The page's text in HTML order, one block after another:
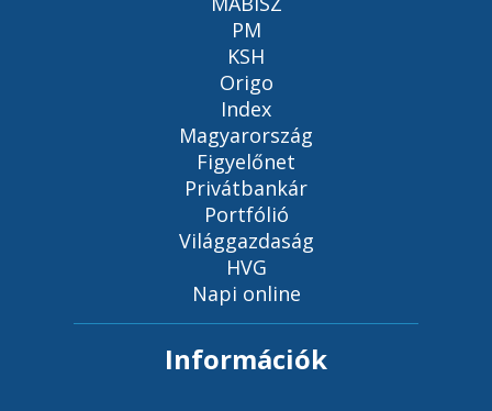
PM
KSH
Origo
Index
Magyarország
Figyelőnet
Privátbankár
Portfólió
Világgazdaság
HVG
Napi online
Információk